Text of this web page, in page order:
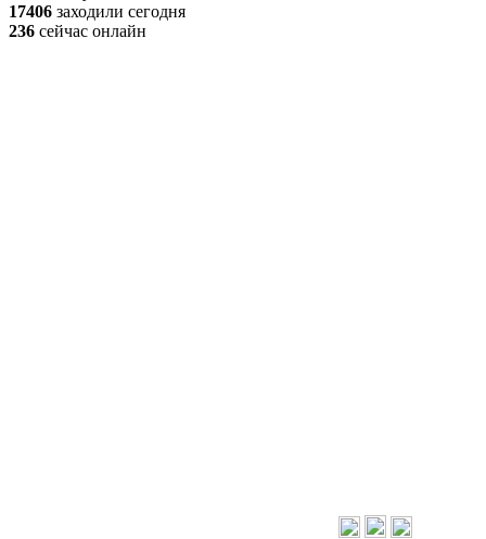
17406 заходили сегодня
236 сейчас онлайн